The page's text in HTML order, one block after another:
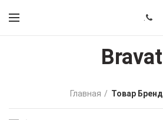
Bravat
Главная Товар Бренд